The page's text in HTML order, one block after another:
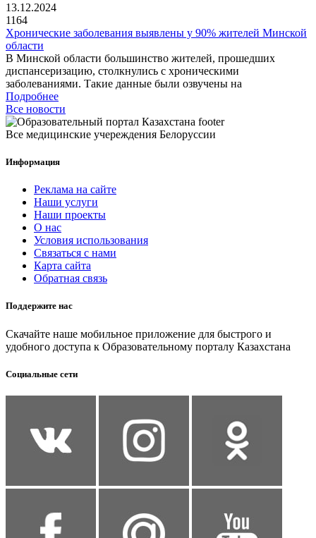
13.12.2024
1164
Хронические заболевания выявлены у 90% жителей Минской
области
В Минской области большинство жителей, прошедших
диспансеризацию, столкнулись с хроническими
заболеваниями. Такие данные были озвучены на
Подробнее
Все новости
Все медицинские учереждения Белоруссии
Информация
Реклама на сайте
Наши услуги
Наши проекты
О нас
Условия использования
Связаться с нами
Карта сайта
Обратная связь
Поддержите нас
Скачайте наше мобильное приложение для быстрого и
удобного доступа к Образовательному порталу Казахстана
Социальные сети